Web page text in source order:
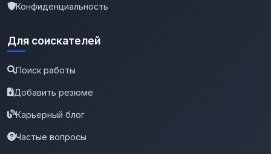
Конфиденциальность
Для соискателей
Поиск работы
Добавить резюме
Карьерный блог
Частые вопросы